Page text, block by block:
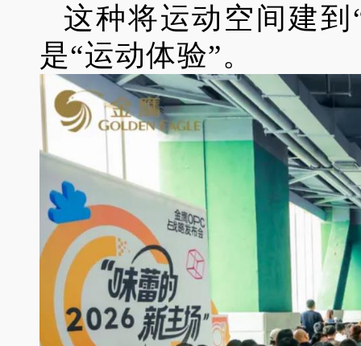
这种将运动空间建
是“运动体验”。